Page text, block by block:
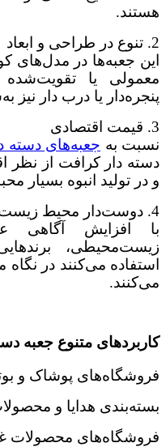
هستند.
2. تنوع در طراحی و ابعاد
این جعبه‌ها در مدل‌های
معمولی یا
پنجره‌دار یا درب دار
3. قیمت اقتصادی
نسبت به جعبه‌های دسته
دسته دار کرافت از نظر
و در تولید انبوه بسیار
4. دوست‌دار محیط زیست
با افزایش
زیست‌محیطی،
استفاده می‌کنند در نگاه
می‌کنند.
کاربردهای متنوع جعبه
فروشگاه‌های پوشاک و
بسته‌بندی هدایا و
فروشگاه‌های محصولات